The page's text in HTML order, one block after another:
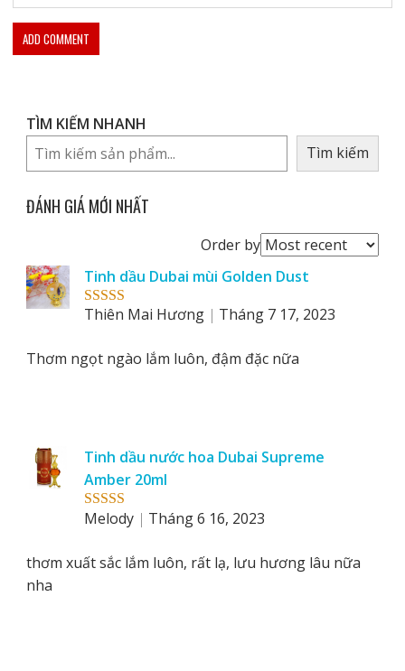
TÌM KIẾM NHANH
Tìm kiếm
ĐÁNH GIÁ MỚI NHẤT
Order byOrder
by
Rated5 out
Tinh dầu Dubai mùi Golden Dust
Thiên Mai Hương
Tháng 7 17, 2023
Thơm ngọt ngào lắm luôn, đậm đặc nữa
Rated5out
Tinh dầu nước hoa Dubai Supreme
Amber 20ml
Melody
Tháng 6 16, 2023
thơm xuất sắc lắm luôn, rất lạ, lưu hương lâu nữa
nha